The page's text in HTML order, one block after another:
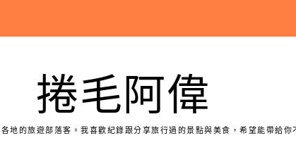
捲毛阿偉
地的旅遊部落客。我喜歡紀錄跟分享旅行過的景點與美食，希望能帶給你